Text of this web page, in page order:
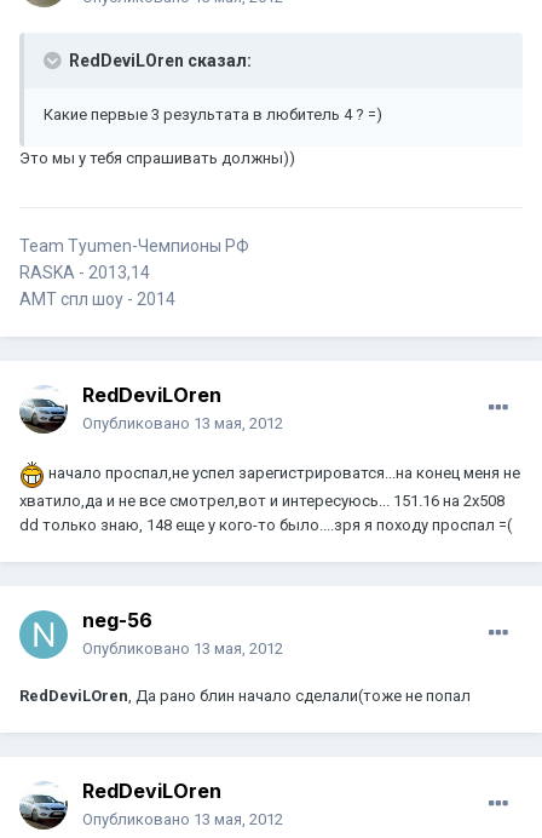
RedDeviLOren сказал:
Какие первые 3 результата в любитель 4 ? =)
Это мы у тебя спрашивать должны))
Team Tyumen-Чемпионы РФ
RASKA - 2013,14
AMT спл шоу - 2014
RedDeviLOren
Опубликовано 13 мая, 2012
начало проспал,не успел зарегистрироватся...на конец меня не
хватило,да и не все смотрел,вот и интересуюсь... 151.16 на 2х508
dd только знаю, 148 еще у кого-то было....зря я походу проспал =(
neg-56
Опубликовано 13 мая, 2012
RedDeviLOren , Да рано блин начало сделали(тоже не попал
RedDeviLOren
Опубликовано 13 мая, 2012